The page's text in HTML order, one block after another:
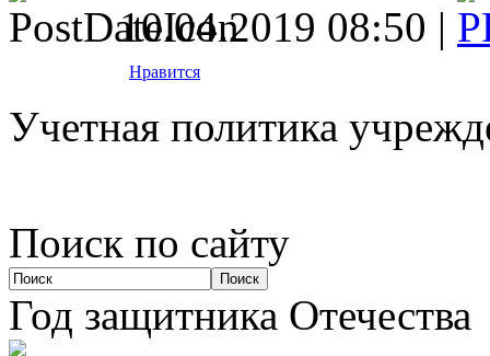
10.04.2019 08:50 |
Нравится
Учетная политика
Поиск по сайту
Год защитника Отечества